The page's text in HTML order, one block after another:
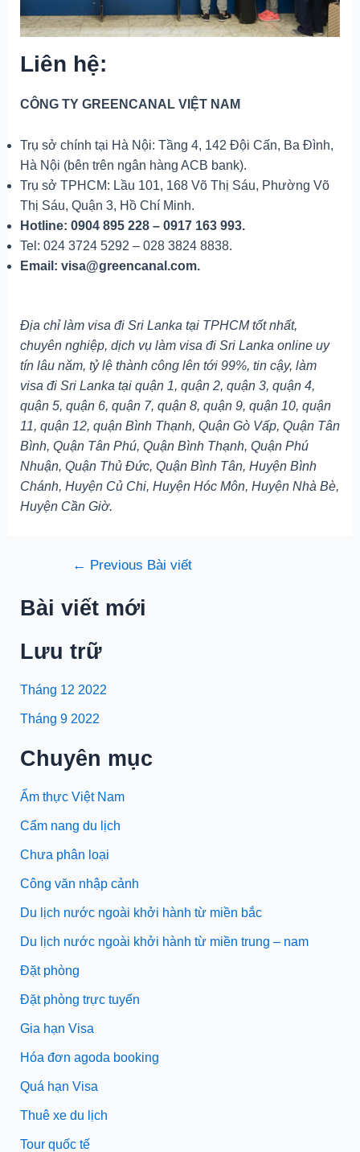
Liên hệ:
CÔNG TY GREENCANAL VIỆT NAM
Trụ sở chính tại Hà Nội: Tầng 4, 142 Đội Cấn, Ba Đình,
Hà Nội (bên trên ngân hàng ACB bank).
Trụ sở TPHCM: Lầu 101, 168 Võ Thị Sáu, Phường Võ
Thị Sáu, Quận 3, Hồ Chí Minh.
Hotline: 0904 895 228 – 0917 163 993.
Tel: 024 3724 5292 – 028 3824 8838.
Email: visa@greencanal.com.
Địa chỉ làm visa đi Sri Lanka tại TPHCM tốt nhất,
chuyên nghiệp, dịch vụ làm visa đi Sri Lanka online uy
tín lâu năm, tỷ lệ thành công lên tới 99%, tin cậy, làm
visa đi Sri Lanka tại quận 1, quận 2, quận 3, quận 4,
quận 5, quận 6, quận 7, quận 8, quận 9, quận 10, quận
11, quận 12, quận Bình Thạnh, Quận Gò Vấp, Quận Tân
Bình, Quận Tân Phú, Quận Bình Thạnh, Quận Phú
Nhuận, Quận Thủ Đức, Quận Bình Tân, Huyện Bình
Chánh, Huyện Củ Chi, Huyện Hóc Môn, Huyện Nhà Bè,
Huyện Cần Giờ.
Điều
bài
← Previous Bài viết
Bài viết mới
Lưu trữ
Tháng 12 2022
Tháng 9 2022
Chuyên mục
Ẩm thực Việt Nam
Cẩm nang du lịch
Chưa phân loại
Công văn nhập cảnh
Du lịch nước ngoài khởi hành từ miền bắc
Du lịch nước ngoài khởi hành từ miền trung – nam
Đặt phòng
Đặt phòng trực tuyến
Gia hạn Visa
Hóa đơn agoda booking
Quá hạn Visa
Thuê xe du lịch
Tour quốc tế